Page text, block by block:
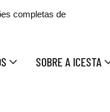
completas de
SOBRE A ICESTA